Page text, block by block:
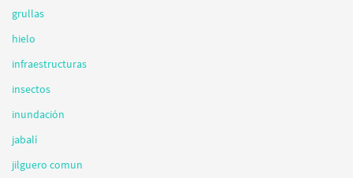
grullas
hielo
infraestructuras
insectos
inundación
jabalí
jilguero comun